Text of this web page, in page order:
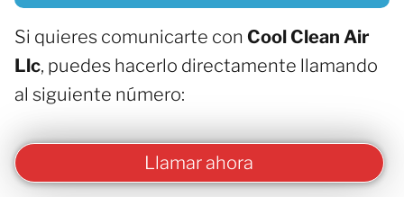
Si quieres comunicarte con Cool Clean Air
Llc, puedes hacerlo directamente llamando
al siguiente número:
Llamar ahora